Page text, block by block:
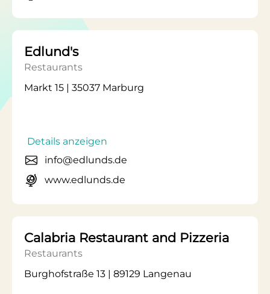
Edlund's
Restaurants
Markt 15 | 35037 Marburg
Details anzeigen
info@edlunds.de
www.edlunds.de
Calabria Restaurant and Pizzeria
Restaurants
Burghofstraße 13 | 89129 Langenau